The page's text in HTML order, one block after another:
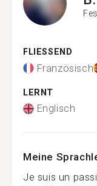
Fes
FLIESSEND
Französisch
LERNT
Englisch
Meine
Je suis un